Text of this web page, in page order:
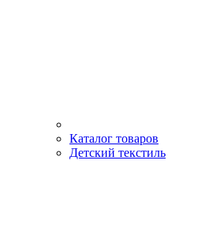
Каталог товаров
Детский текстиль